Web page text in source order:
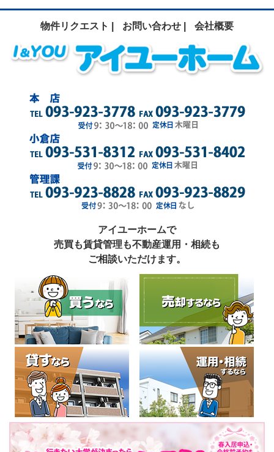
物件リクエスト | お問い合わせ | 会社概要
アイユーホームで
売買も賃貸管理も不動産運用・相続も
ご相談いただけます。